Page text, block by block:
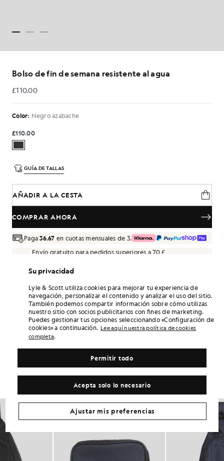
Bolso de fin de semana resistente al agua
£110.00
£110.00
Color: Negro azabache
£110.00
GUÍA DE TALLAS
AÑADIR A LA CESTA
COMPRAR AHORA
Paga36.67 en cuotas mensuales de 3.
Envío gratuito para pedidos superiores a 70 £
cambios gratuitos.
¡Gana el doble! Consigue puntos de «660» con
esta compra.
6 points = 1,00 GBP
REGÍSTRATE
DETALLES DEL PRODUCTO
COMPOSICIÓN Y CUIDADOS
Consigue este look
Su privacidad
Lyle & Scott utiliza cookies para mejorar tu experiencia de
navegación, personalizar el contenido y analizar el uso del sitio.
También podemos compartir información sobre cómo utilizas
nuestro sitio con socios publicitarios con fines de marketing.
Puedes gestionar tus opciones seleccionando «Configuración de
cookies» a continuación. Lee aquí nuestra política de cookies
completa.
Acepta solo lo necesario
Permitir todo
Ajustar mis preferencias